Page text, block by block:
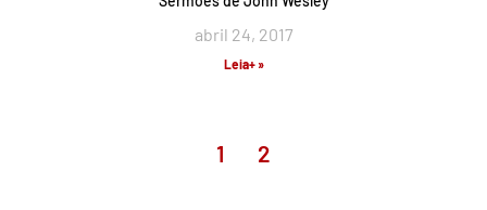
abril 24, 2017
Leia+ »
1 2